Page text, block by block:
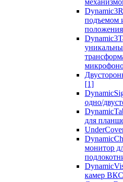
подъемом
положения
[1]
одно/
для
монитор
камер ВКС